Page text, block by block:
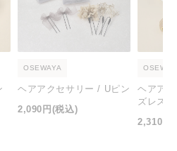
OSEWAYA
ヘアアクセサリー / Uピン
2,090円 (税込)
ヘアア
ズレス
2,310円